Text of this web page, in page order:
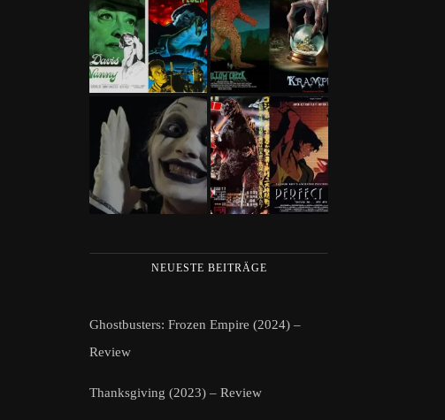
NEUESTE BEITRÄGE
Ghostbusters: Frozen Empire (2024) –
Review
Thanksgiving (2023) – Review